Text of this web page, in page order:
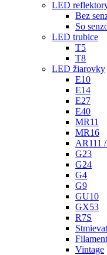
LED
Bez
So
LED trubice
T5
T8
LED žiarovky
E10
E14
E27
E40
MR11
MR16
AR111 /
G23
G24
G4
G9
GU10
GX53
R7S
Filament
Vintage